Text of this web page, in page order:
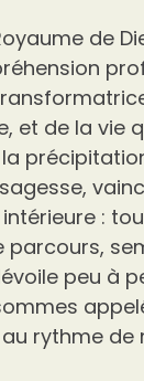
de
et de la
:
parcours,
peu à
rythme de